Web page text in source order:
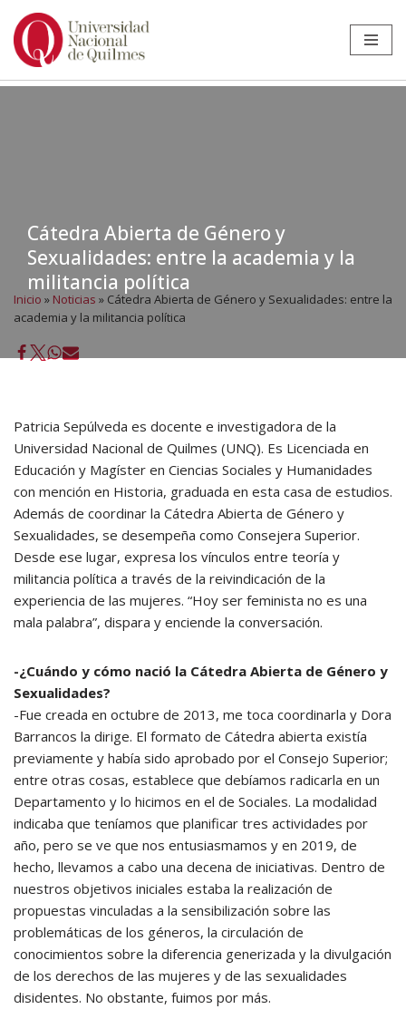
Ir
Cátedra Abierta de Género y
Sexualidades: entre la academia y la
militancia política
Inicio » Noticias » Cátedra Abierta de Género y Sexualidades: entre la
academia y la militancia política
Patricia Sepúlveda es docente e investigadora de la
Universidad Nacional de Quilmes (UNQ). Es Licenciada en
Educación y Magíster en Ciencias Sociales y Humanidades
con mención en Historia, graduada en esta casa de estudios.
Además de coordinar la Cátedra Abierta de Género y
Sexualidades, se desempeña como Consejera Superior.
Desde ese lugar, expresa los vínculos entre teoría y
militancia política a través de la reivindicación de la
experiencia de las mujeres. “Hoy ser feminista no es una
mala palabra”, dispara y enciende la conversación.
-¿Cuándo y cómo nació la Cátedra Abierta de Género y
Sexualidades?
-Fue creada en octubre de 2013, me toca coordinarla y Dora
Barrancos la dirige. El formato de Cátedra abierta existía
previamente y había sido aprobado por el Consejo Superior;
entre otras cosas, establece que debíamos radicarla en un
Departamento y lo hicimos en el de Sociales. La modalidad
indicaba que teníamos que planificar tres actividades por
año, pero se ve que nos entusiasmamos y en 2019, de
hecho, llevamos a cabo una decena de iniciativas. Dentro de
nuestros objetivos iniciales estaba la realización de
propuestas vinculadas a la sensibilización sobre las
problemáticas de los géneros, la circulación de
conocimientos sobre la diferencia generizada y la divulgación
de los derechos de las mujeres y de las sexualidades
disidentes. No obstante, fuimos por más.